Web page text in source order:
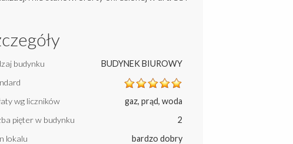
budynku
BUDYNEK BIUROWY
wg liczników
gaz, prąd, woda
pięter w budynku
2
lokalu
bardzo dobry